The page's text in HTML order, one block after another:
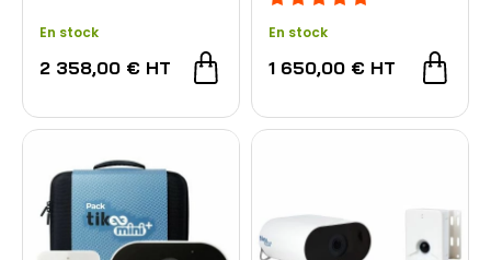
En stock
2 358,00 € HT
En stock
1 650,00 € HT